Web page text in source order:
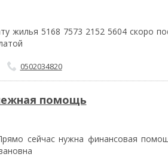
жилья 5168 7573 2152 5604 скоро
0502034820
помощь
сейчас нужна финансовая